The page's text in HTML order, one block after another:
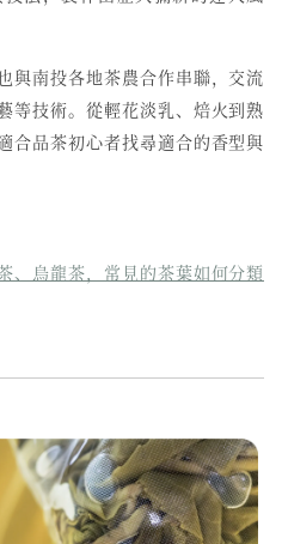
與南投各地茶農合作串聯，交流
等技術。從輕花淡乳、焙火到熟
合品茶初心者找尋適合的香型與
、烏龍茶，常見的茶葉如何分類